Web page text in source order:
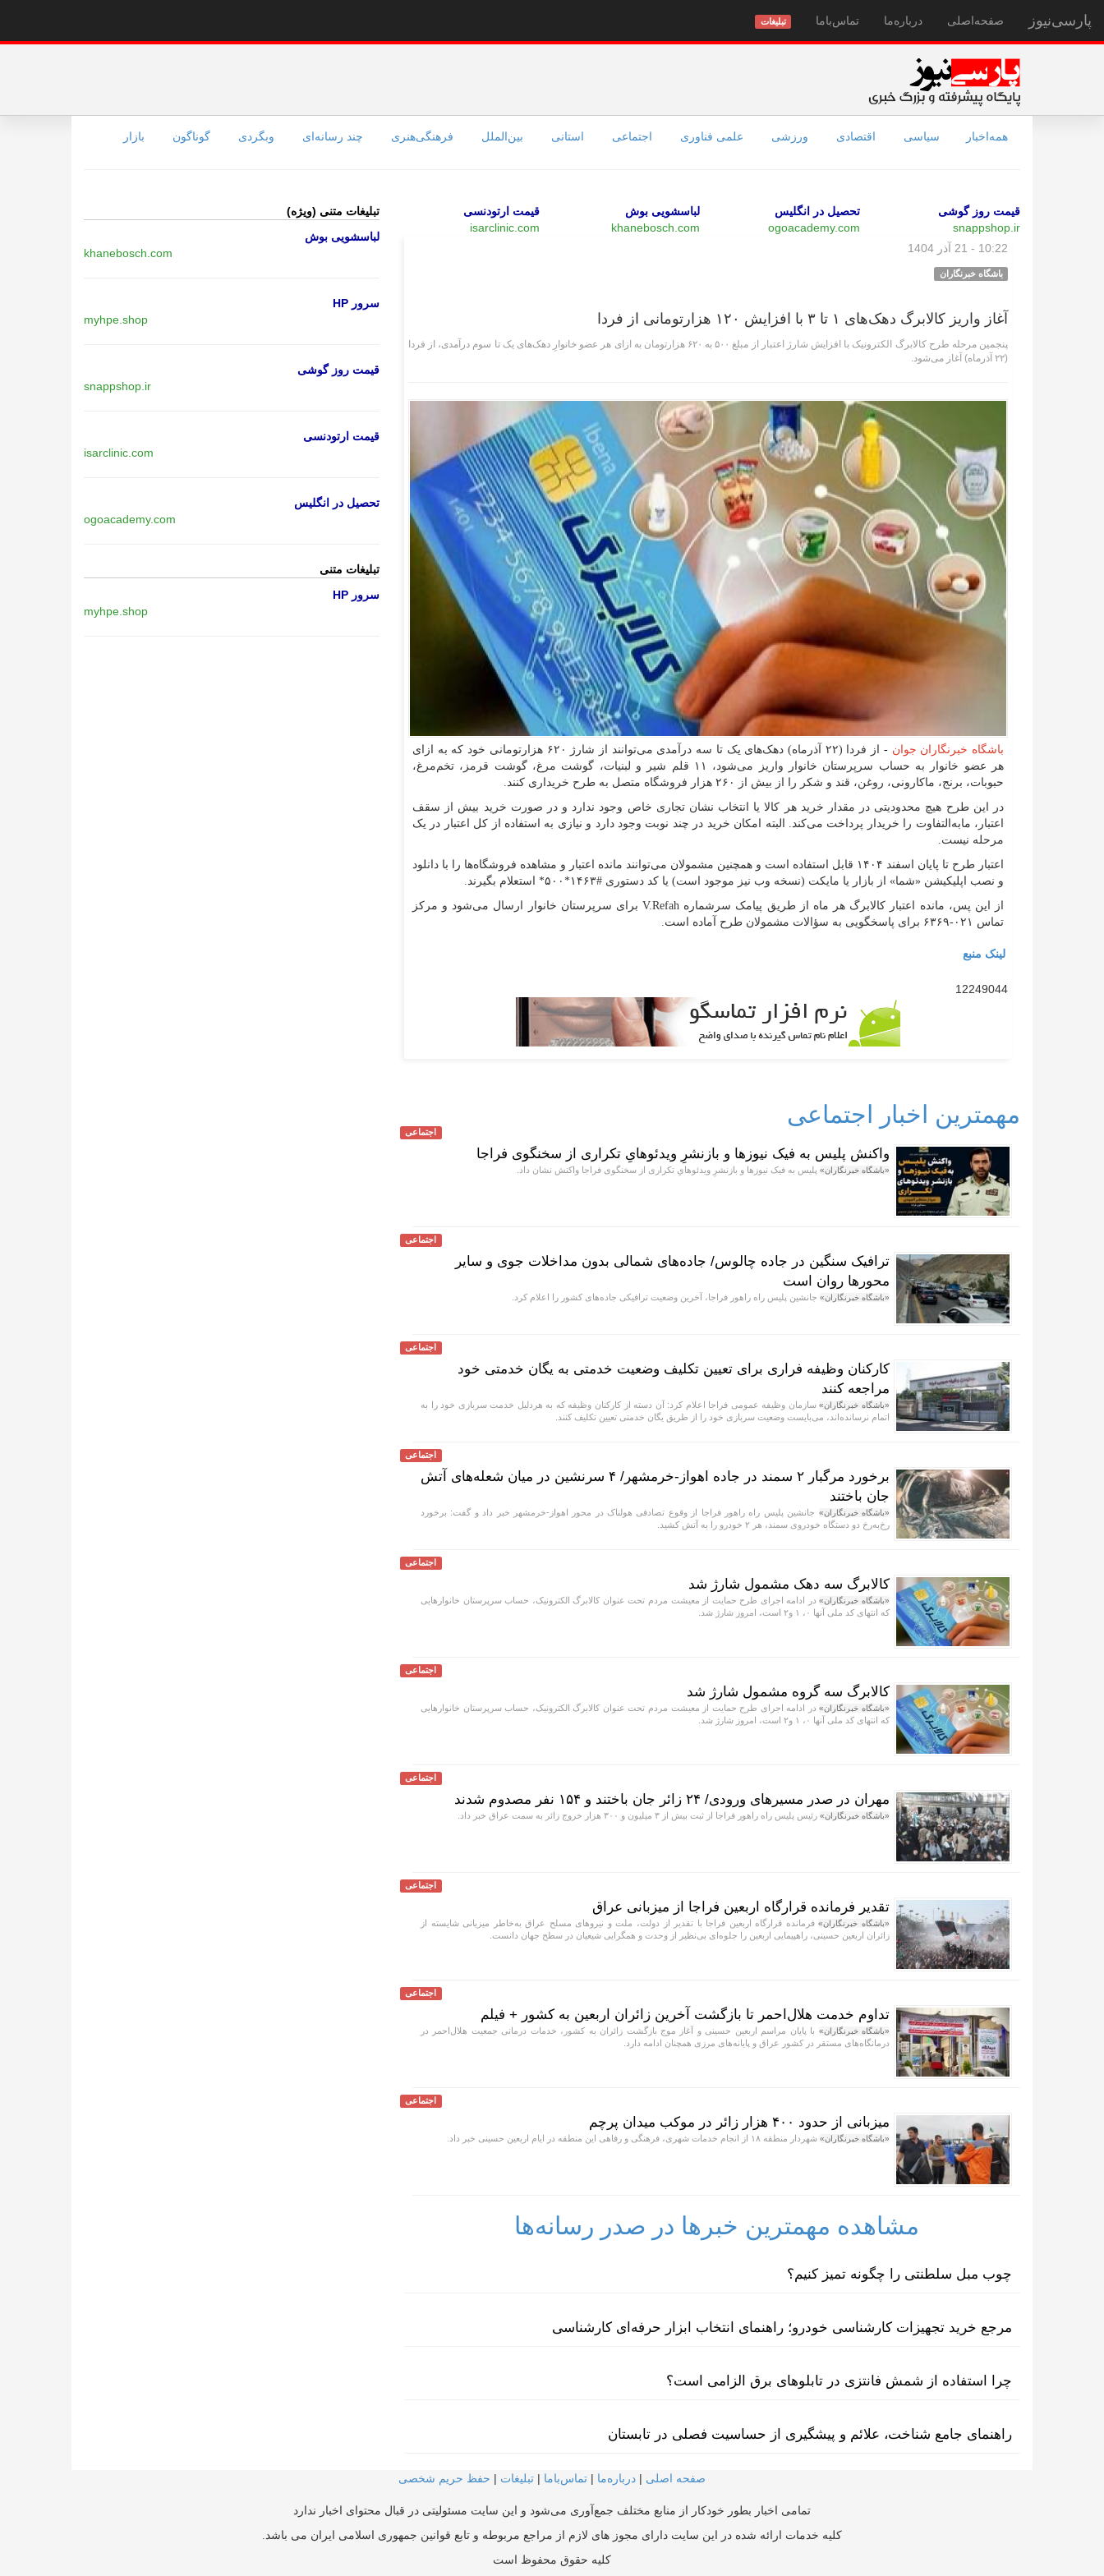
پارسی‌نیوز صفحه‌اصلی درباره‌ما تماس‌با‌ما تبلیغات
همه‌اخبار سیاسی اقتصادی ورزشی علمی فناوری اجتماعی استانی بین‌الملل فرهنگی‌هنری چند رسانه‌ای وبگردی گوناگون بازار
قیمت روز گوشی
snappshop.ir
تحصیل در انگلیس
ogoacademy.com
لباسشویی بوش
khanebosch.com
قیمت ارتودنسی
isarclinic.com
10:22 - 21 آذر 1404
باشگاه خبرنگاران
آغاز واریز کالابرگ دهک‌های ۱ تا ۳ با افزایش ۱۲۰ هزارتومانی از فردا
پنجمین مرحله طرح کالابرگ الکترونیک با افزایش شارژ اعتبار از مبلغ ۵۰۰ به ۶۲۰ هزارتومان به ازای هر عضو خانوارِ دهک‌های یک تا سوم درآمدی، از فردا
(۲۲ آذرماه) آغاز می‌شود.
باشگاه خبرنگاران جوان-
از فردا (۲۲ آذرماه) دهک‌های یک تا سه درآمدی می‌توانند از شارژ ۶۲۰ هزارتومانی خود که به ازای
هر عضو خانوار به حساب سرپرستان خانوار واریز می‌شود، ۱۱ قلم شیر و لبنیات، گوشت مرغ، گوشت قرمز، تخم‌مرغ،
حبوبات، برنج، ماکارونی، روغن، قند و شکر را از بیش از ۲۶۰ هزار فروشگاه متصل به طرح خریداری کنند.
در این طرح هیچ محدودیتی در مقدار خرید هر کالا یا انتخاب نشان تجاری خاص وجود ندارد و در صورت خرید بیش از سقف
اعتبار، مابه‌التفاوت را خریدار پرداخت می‌کند. البته امکان خرید در چند نوبت وجود دارد و نیازی به استفاده از کل اعتبار در یک
مرحله نیست.
اعتبار طرح تا پایان اسفند ۱۴۰۴ قابل استفاده است و همچنین مشمولان می‌توانند مانده اعتبار و مشاهده فروشگاه‌ها را با دانلود
و نصب اپلیکیشن «شما» از بازار یا مایکت (نسخه وب نیز موجود است) یا کد دستوری #۱۴۶۳*۵۰۰* استعلام بگیرند.
از این پس، مانده اعتبار کالابرگ هر ماه از طریق پیامک سرشماره V.Refah برای سرپرستان خانوار ارسال می‌شود و مرکز
تماس ۰۲۱-۶۳۶۹ برای پاسخگویی به سؤالات مشمولان طرح آماده است.
لینک منبع
12249044
مهمترین اخبار اجتماعی
اجتماعی
واکنش پلیس به فیک نیوز‌ها و بازنشرِ ویدئوهایِ تکراری از سخنگوی فراجا
«باشگاه خبرنگاران» پلیس به فیک نیوزها و بازنشرِ ویدئوهایِ تکراری از سخنگوی فراجا واکنش نشان داد.
اجتماعی
ترافیک سنگین در جاده چالوس/ جاده‌های شمالی بدون مداخلات جوی و سایر
محور‌ها روان است
«باشگاه خبرنگاران» جانشین پلیس راه راهور فراجا، آخرین وضعیت ترافیکی جاده‌های کشور را اعلام کرد.
اجتماعی
کارکنان وظیفه فراری برای تعیین تکلیف وضعیت خدمتی به یگان خدمتی خود
مراجعه کنند
«باشگاه خبرنگاران»سازمان وظیفه عمومی فراجا اعلام کرد: آن دسته از کارکنان وظیفه که به هردلیل خدمت سربازی خود را به
اتمام نرسانده‌اند، می‌بایست وضعیت سربازی خود را از طریق یگان خدمتی تعیین تکلیف کنند.
اجتماعی
برخورد مرگبار ۲ سمند در جاده اهواز-خرمشهر/ ۴ سرنشین در میان شعله‌های آتش
جان باختند
«باشگاه خبرنگاران» جانشین پلیس راه راهور فراجا از وقوع تصادفی هولناک در محور اهواز-خرمشهر خبر داد و گفت: برخورد
رخ‌به‌رخ دو دستگاه خودروی سمند، هر ۲ خودرو را به آتش کشید.
اجتماعی
کالابرگ سه دهک مشمول شارژ شد
«باشگاه خبرنگاران»در ادامه اجرای طرح حمایت از معیشت مردم تحت عنوان کالابرگ الکترونیک، حساب سرپرستان خانوار‌هایی
که انتهای کد ملی آنها ۰، ۱ و۲ است، امروز شارژ شد.
اجتماعی
کالابرگ سه گروه مشمول شارژ شد
«باشگاه خبرنگاران»در ادامه اجرای طرح حمایت از معیشت مردم تحت عنوان کالابرگ الکترونیک، حساب سرپرستان خانوار‌هایی
که انتهای کد ملی آنها ۰، ۱ و۲ است، امروز شارژ شد.
اجتماعی
مهران در صدر مسیر‌های ورودی/ ۲۴ زائر جان باختند و ۱۵۴ نفر مصدوم شدند
«باشگاه خبرنگاران» رئیس پلیس راه راهور فراجا از ثبت بیش از ۳ میلیون و ۳۰۰ هزار خروج زائر به سمت عراق خبر داد.
اجتماعی
تقدیر فرمانده قرارگاه اربعین فراجا از میزبانی عراق
«باشگاه خبرنگاران»فرمانده قرارگاه اربعین فراجا با تقدیر از دولت، ملت و نیروهای مسلح عراق به‌خاطر میزبانی شایسته از
زائران اربعین حسینی، راهپیمایی اربعین را جلوه‌ای بی‌نظیر از وحدت و همگرایی شیعیان در سطح جهان دانست.
اجتماعی
تداوم خدمت هلال‌احمر تا بازگشت آخرین زائران اربعین به کشور + فیلم
«باشگاه خبرنگاران» با پایان مراسم اربعین حسینی و آغاز موج بازگشت زائران به کشور، خدمات درمانی جمعیت هلال‌احمر در
درمانگاه‌های مستقر در کشور عراق و پایانه‌های مرزی همچنان ادامه دارد.
اجتماعی
میزبانی از حدود ۴۰۰ هزار زائر در موکب میدان پرچم
«باشگاه خبرنگاران» شهردار منطقه ۱۸ از انجام خدمات شهری، فرهنگی و رفاهی این منطقه در ایام اربعین حسینی خبر داد.
مشاهده مهمترین خبرها در صدر رسانه‌ها
چوب مبل سلطنتی را چگونه تمیز کنیم؟
مرجع خرید تجهیزات کارشناسی خودرو؛ راهنمای انتخاب ابزار حرفه‌ای کارشناسی
چرا استفاده از شمش فانتزی در تابلوهای برق الزامی است؟
راهنمای جامع شناخت، علائم و پیشگیری از حساسیت فصلی در تابستان
تبلیغات متنی (ویژه)
لباسشویی بوش
khanebosch.com
سرور HP
myhpe.shop
قیمت روز گوشی
snappshop.ir
قیمت ارتودنسی
isarclinic.com
تحصیل در انگلیس
ogoacademy.com
تبلیغات متنی
سرور HP
myhpe.shop
صفحه اصلی | درباره‌ما | تماس‌با‌ما | تبلیغات | حفظ حریم شخصی
تمامی اخبار بطور خودکار از منابع مختلف جمع‌آوری می‌شود و این سایت مسئولیتی در قبال محتوای اخبار ندارد
کلیه خدمات ارائه شده در این سایت دارای مجوز های لازم از مراجع مربوطه و تابع قوانین جمهوری اسلامی ایران می باشد.
کلیه حقوق محفوظ است